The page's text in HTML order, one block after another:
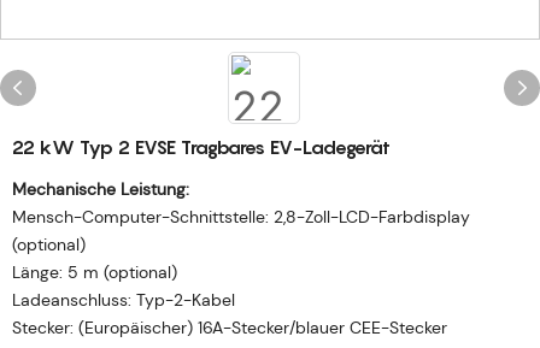
22 kW Typ 2 EVSE Tragbares EV-Ladegerät
Mechanische Leistung:
Mensch-Computer-Schnittstelle: 2,8-Zoll-LCD-Farbdisplay
(optional)
Länge: 5 m (optional)
Ladeanschluss: Typ-2-Kabel
Stecker: (Europäischer) 16A-Stecker/blauer CEE-Stecker